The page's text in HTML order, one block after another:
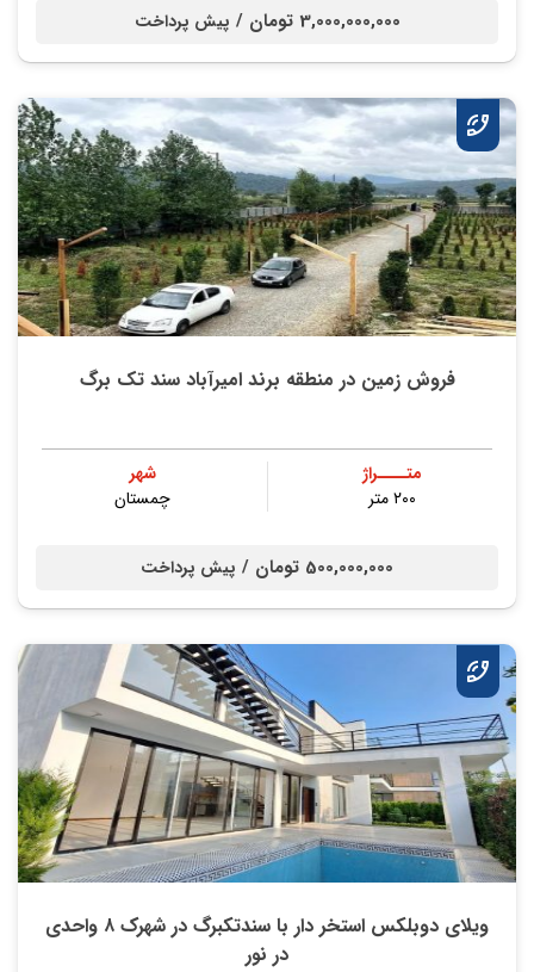
3,000,000,000 تومان / پیش پرداخت
فروش زمین در منطقه برند امیرآباد سند تک برگ
متــــراژ
۲۰۰ متر
شهر
چمستان
500,000,000 تومان / پیش پرداخت
ویلای دوبلکس استخر دار با سندتکبرگ در شهرک ۸ واحدی
در نور